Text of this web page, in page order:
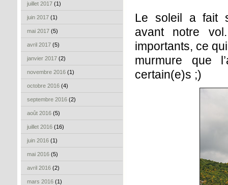
juillet 2017 (1)
juin 2017 (1)
mai 2017 (5)
avril 2017 (5)
janvier 2017 (2)
novembre 2016 (1)
octobre 2016 (4)
septembre 2016 (2)
août 2016 (5)
juillet 2016 (16)
juin 2016 (1)
mai 2016 (5)
avril 2016 (2)
mars 2016 (1)
Le soleil a fait
avant notre
importants, ce
murmure que
certain(e)s ;)